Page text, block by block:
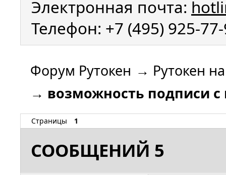
Электронная почта:
Телефон: +7 (495) 925-
Форум Рутокен → Рутокен
→ возможность подписи с
Страницы 1
СООБЩЕНИЙ 5